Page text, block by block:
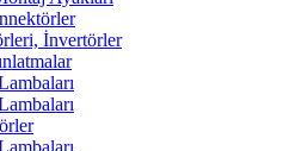
İnvertörler